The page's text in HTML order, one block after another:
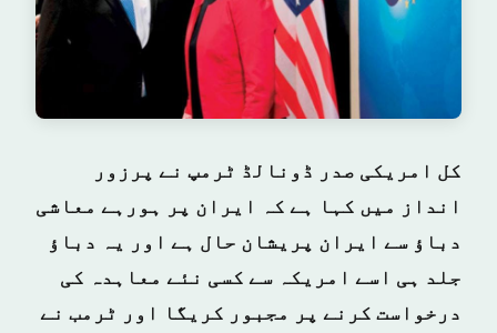
کل امریکی صدر ڈونالڈ ٹرمپ نے پرزور
انداز میں کہا ہے کہ ایران پر ہورہے معاشی
دباؤ سے ایران پریشان حال ہے اور یہ دباؤ
جلد ہی اسے امریکہ سے کسی نئے معاہدہ کی
درخواست کرنے پر مجبور کریگا اور ٹرمب نے